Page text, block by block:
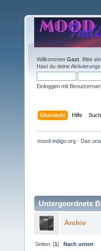
Willkommen Gast . Bitte
Hast du deine
Einloggen mit
Übersicht Hilfe
mood-indigo.org - Das
Untergeordnete
Archiv
Seiten: [1]Nach unten